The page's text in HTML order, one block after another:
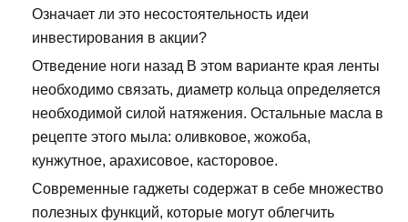
Означает ли это несостоятельность идеи
инвестирования в акции?
Отведение ноги назад В этом варианте края ленты
необходимо связать, диаметр кольца определяется
необходимой силой натяжения. Остальные масла в
рецепте этого мыла: оливковое, жожоба,
кунжутное, арахисовое, касторовое.
Современные гаджеты содержат в себе множество
полезных функций, которые могут облегчить